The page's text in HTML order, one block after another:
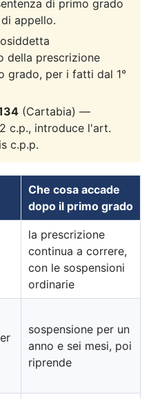
di primo grado
appello.
prescrizione
grado, per i fatti dal 1°
(Cartabia) —
c.p., introduce l'art.
c.p.p.
Che cosa accade
dopo il primo grado
la prescrizione
continua a correre,
con le sospensioni
ordinarie
sospensione per un
anno e sei mesi, poi
riprende